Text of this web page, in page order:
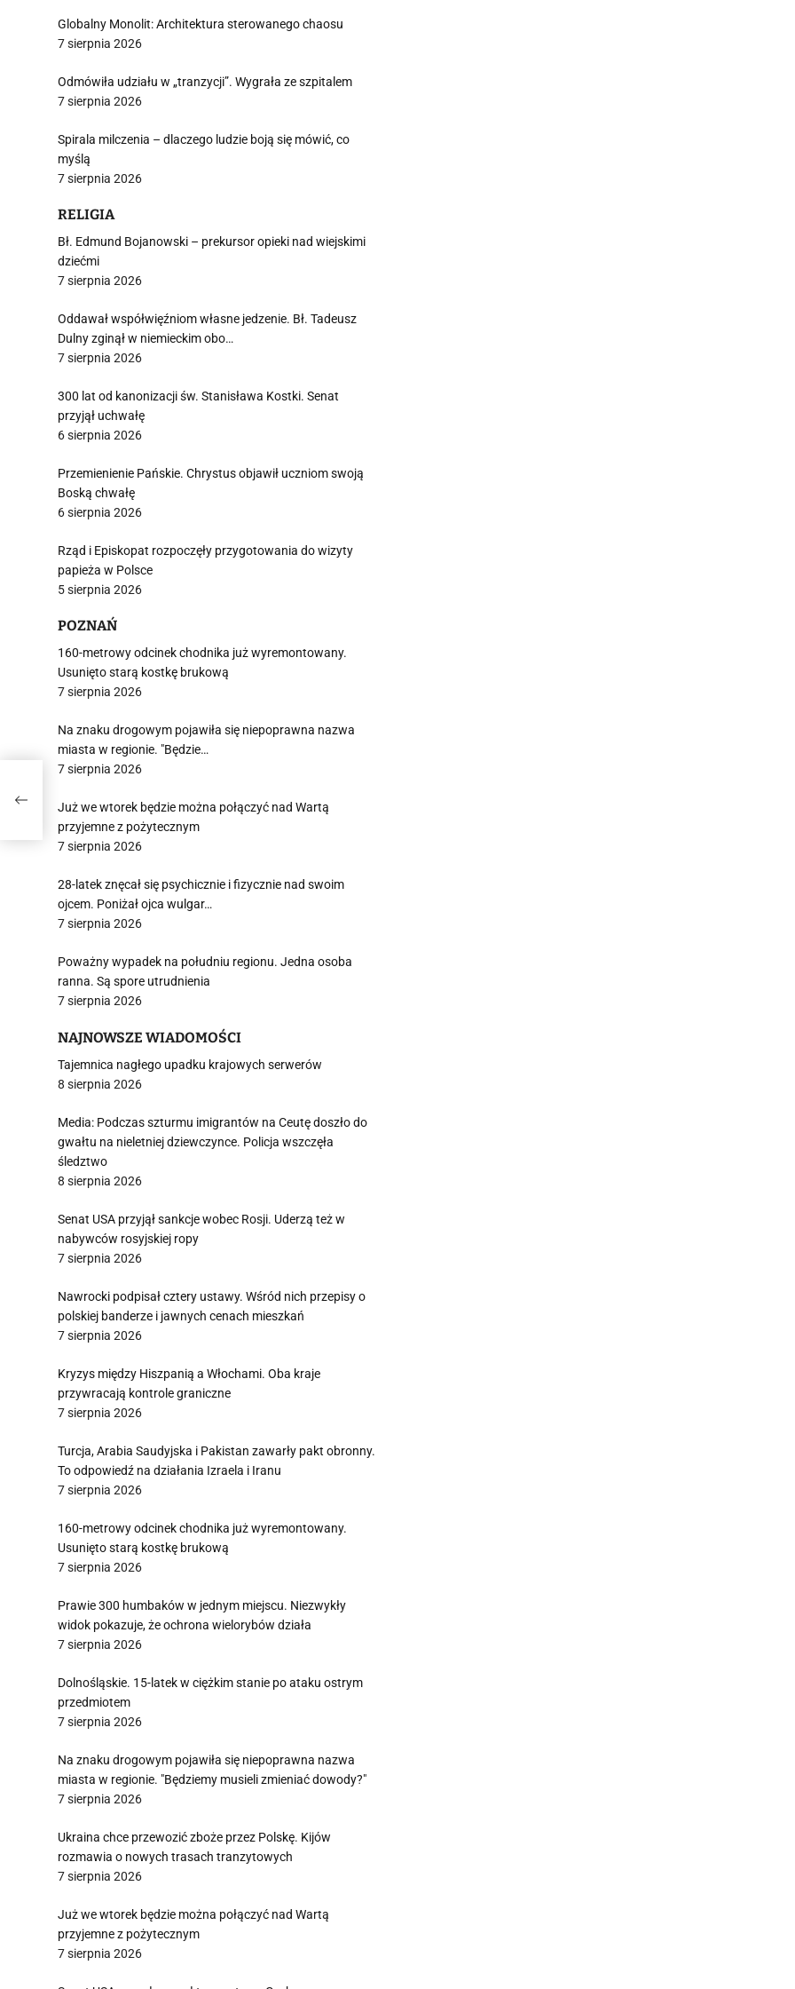
Globalny Monolit: Architektura sterowanego chaosu
7 sierpnia 2026
Odmówiła udziału w „tranzycji”. Wygrała ze szpitalem
7 sierpnia 2026
Spirala milczenia – dlaczego ludzie boją się mówić, co
myślą
7 sierpnia 2026
RELIGIA
Bł. Edmund Bojanowski – prekursor opieki nad wiejskimi
dziećmi
7 sierpnia 2026
Oddawał współwięźniom własne jedzenie. Bł. Tadeusz
Dulny zginął w niemieckim obo…
7 sierpnia 2026
300 lat od kanonizacji św. Stanisława Kostki. Senat
przyjął uchwałę
6 sierpnia 2026
Przemienienie Pańskie. Chrystus objawił uczniom swoją
Boską chwałę
6 sierpnia 2026
Rząd i Episkopat rozpoczęły przygotowania do wizyty
papieża w Polsce
5 sierpnia 2026
POZNAŃ
160-metrowy odcinek chodnika już wyremontowany.
Usunięto starą kostkę brukową
7 sierpnia 2026
Na znaku drogowym pojawiła się niepoprawna nazwa
miasta w regionie. "Będzie…
7 sierpnia 2026
Już we wtorek będzie można połączyć nad Wartą
przyjemne z pożytecznym
7 sierpnia 2026
28-latek znęcał się psychicznie i fizycznie nad swoim
ojcem. Poniżał ojca wulgar…
7 sierpnia 2026
Poważny wypadek na południu regionu. Jedna osoba
ranna. Są spore utrudnienia
7 sierpnia 2026
NAJNOWSZE WIADOMOŚCI
Tajemnica nagłego upadku krajowych serwerów
8 sierpnia 2026
Media: Podczas szturmu imigrantów na Ceutę doszło do
gwałtu na nieletniej dziewczynce. Policja wszczęła
śledztwo
8 sierpnia 2026
Senat USA przyjął sankcje wobec Rosji. Uderzą też w
nabywców rosyjskiej ropy
7 sierpnia 2026
Nawrocki podpisał cztery ustawy. Wśród nich przepisy o
polskiej banderze i jawnych cenach mieszkań
7 sierpnia 2026
Kryzys między Hiszpanią a Włochami. Oba kraje
przywracają kontrole graniczne
7 sierpnia 2026
Turcja, Arabia Saudyjska i Pakistan zawarły pakt obronny.
To odpowiedź na działania Izraela i Iranu
7 sierpnia 2026
160-metrowy odcinek chodnika już wyremontowany.
Usunięto starą kostkę brukową
7 sierpnia 2026
Prawie 300 humbaków w jednym miejscu. Niezwykły
widok pokazuje, że ochrona wielorybów działa
7 sierpnia 2026
Dolnośląskie. 15-latek w ciężkim stanie po ataku ostrym
przedmiotem
7 sierpnia 2026
Na znaku drogowym pojawiła się niepoprawna nazwa
miasta w regionie. "Będziemy musieli zmieniać dowody?"
7 sierpnia 2026
Ukraina chce przewozić zboże przez Polskę. Kijów
rozmawia o nowych trasach tranzytowych
7 sierpnia 2026
Już we wtorek będzie można połączyć nad Wartą
przyjemne z pożytecznym
7 sierpnia 2026